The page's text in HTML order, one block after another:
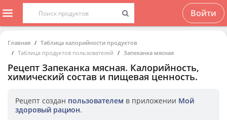
Войти
Главная
Таблица калорийности продуктов
Таблица продуктов пользователей
Запеканка мясная
Рецепт Запеканка мясная. Калорийность,
химический состав и пищевая ценность.
Рецепт создан пользователем в приложении Мой
здоровый рацион.